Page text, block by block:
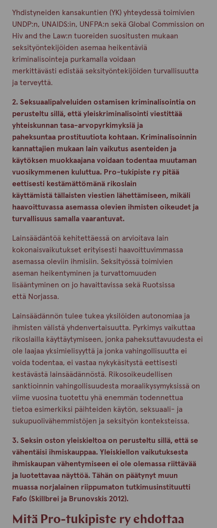
Yhdistyneiden kansakuntien (YK) yhteydessä toimivien
UNDP:n, UNAIDS:in, UNFPA:n sekä Global Commission on
Hiv and the Law:n tuoreiden suositusten mukaan
seksityöntekijöiden asemaa heikentäviä
kriminalisointeja purkamalla voidaan
merkittävästi edistää seksityöntekijöiden turvallisuutta
ja terveyttä.
2. Seksuaalipalveluiden ostamisen kriminalisointia on
perusteltu sillä, että yleiskriminalisointi viestittää
yhteiskunnan tasa-arvopyrkimyksiä ja
paheksuntaa prostituutiota kohtaan. Kriminalisoinnin
kannattajien mukaan lain vaikutus asenteiden ja
käytöksen muokkaajana voidaan todentaa muutaman
vuosikymmenen kuluttua. Pro-tukipiste ry pitää
eettisesti kestämättömänä rikoslain
käyttämistä tällaisten viestien lähettämiseen, mikäli
haavoittuvassa asemassa olevien ihmisten oikeudet ja
turvallisuus samalla vaarantuvat.
Lainsäädäntöä kehitettäessä on arvioitava lain
kokonaisvaikutukset erityisesti haavoittuvimmassa
asemassa oleviin ihmisiin. Seksityössä toimivien
aseman heikentyminen ja turvattomuuden
lisääntyminen on jo havaittavissa sekä Ruotsissa
että Norjassa.
Lainsäädännön tulee tukea yksilöiden autonomiaa ja
ihmisten välistä yhdenvertaisuutta. Pyrkimys vaikuttaa
rikoslailla käyttäytymiseen, jonka paheksuttavuudesta ei
ole laajaa yksimielisyyttä ja jonka vahingollisuutta ei
voida todentaa, ei vastaa nykykäsitystä eettisesti
kestävästä lainsäädännöstä. Rikosoikeudellisen
sanktioinnin vahingollisuudesta moraalikysymyksissä on
viime vuosina tuotettu yhä enemmän todennettua
tietoa esimerkiksi päihteiden käytön, seksuaali- ja
sukupuolivähemmistöjen ja seksityön konteksteissa.
3. Seksin oston yleiskieltoa on perusteltu sillä, että se
vähentäisi ihmiskauppaa. Yleiskiellon vaikutuksesta
ihmiskaupan vähentymiseen ei ole olemassa riittävää
ja luotettavaa näyttöä. Tähän on päätynyt muun
muassa norjalainen riippumaton tutkimusinstituutti
Fafo (Skillbrei ja Brunovskis 2012).
Mitä Pro-tukipiste ry ehdottaa